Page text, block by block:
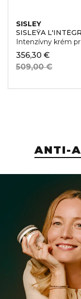
SISLEY
SISLEŸA
Intenzívny krém
356,30 €
509,00 €
ANTI-